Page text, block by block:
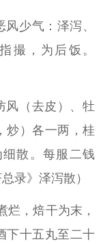
少气：泽泻、
撮，为后饭。
风（去皮）、牡
炒）各一两，桂
细散。每服二钱
录》泽泻散）
烂，焙干为末，
下十五丸至二十